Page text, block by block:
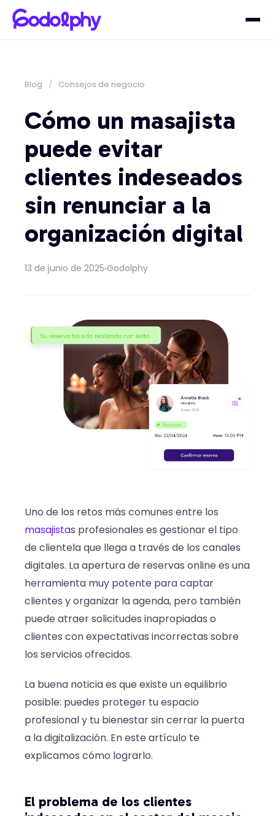
Blog / Consejos de negocio
Cómo un masajista
puede evitar
clientes indeseados
sin renunciar a la
organización digital
13 de junio de 2025 Godolphy
Uno de los retos más comunes entre los
masajistas profesionales es gestionar el tipo
de clientela que llega a través de los canales
digitales. La apertura de reservas online es una
herramienta muy potente para captar
clientes y organizar la agenda, pero también
puede atraer solicitudes inapropiadas o
clientes con expectativas incorrectas sobre
los servicios ofrecidos.
La buena noticia es que existe un equilibrio
posible: puedes proteger tu espacio
profesional y tu bienestar sin cerrar la puerta
a la digitalización. En este artículo te
explicamos cómo lograrlo.
El problema de los clientes